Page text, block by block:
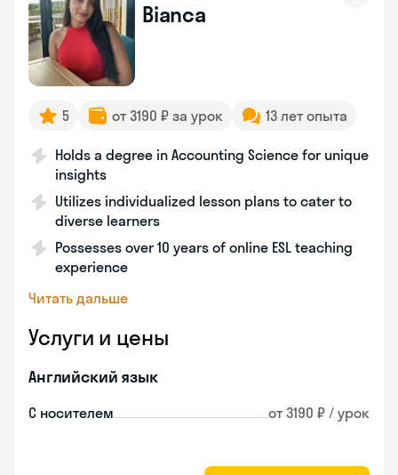
Bianca
5 от 3190 ₽ за урок 13 лет опыта
Holds a degree in Accounting Science for unique
insights
Utilizes individualized lesson plans to cater to
diverse learners
Possesses over 10 years of online ESL teaching
experience
Читать дальше
Услуги и цены
Английский язык
С носителем от 3190 ₽ / урок